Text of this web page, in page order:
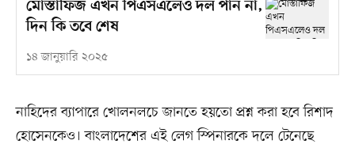
মোস্তাফিজ এখন পিএসএলেও দল পান না,
দিন কি তবে শেষ
১৪ জানুয়ারি ২০২৫
নাহিদের ব্যাপারে খোলনলচে জানতে হয়তো প্রশ্ন করা হবে রিশাদ
হোসেনকেও। বাংলাদেশের এই লেগ স্পিনারকে দলে টেনেছে